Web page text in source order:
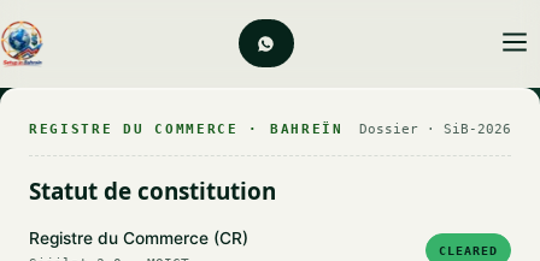
REGISTRE DU COMMERCE · BAHREÏN Dossier · SiB-2026
Statut de constitution
Registre du Commerce (CR)
CLEARED